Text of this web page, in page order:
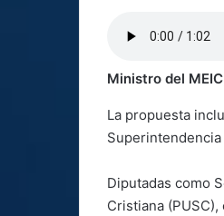
Ministro del
La propuesta
Diputadas como
Cristiana